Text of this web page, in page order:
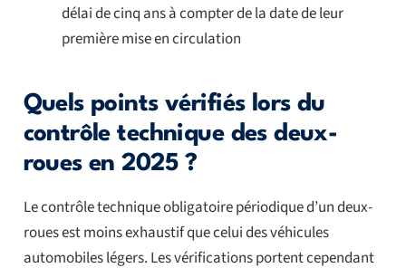
délai de cinq ans à compter de la date de leur
première mise en circulation
Quels points vérifiés lors du
contrôle technique des deux-
roues en 2025 ?
Le contrôle technique obligatoire périodique d’un deux-
roues est moins exhaustif que celui des véhicules
automobiles légers. Les vérifications portent cependant